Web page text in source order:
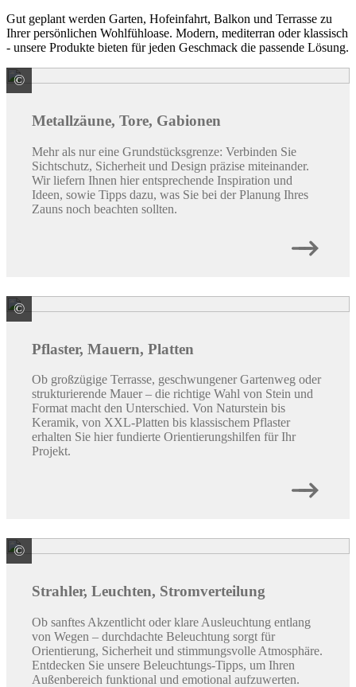
Gut geplant werden Garten, Hofeinfahrt, Balkon und Terrasse zu
Ihrer persönlichen Wohlfühloase. Modern, mediterran oder klassisch
- unsere Produkte bieten für jeden Geschmack die passende Lösung.
© ALWA Vertriebsmarke
Metallzäune, Tore, Gabionen
Mehr als nur eine Grundstücksgrenze: Verbinden Sie
Sichtschutz, Sicherheit und Design präzise miteinander.
Wir liefern Ihnen hier entsprechende Inspiration und
Ideen, sowie Tipps dazu, was Sie bei der Planung Ihres
Zauns noch beachten sollten.
© REDSUN GmbH & Co. KG
Pflaster, Mauern, Platten
Ob großzügige Terrasse, geschwungener Gartenweg oder
strukturierende Mauer – die richtige Wahl von Stein und
Format macht den Unterschied. Von Naturstein bis
Keramik, von XXL-Platten bis klassischem Pflaster
erhalten Sie hier fundierte Orientierungshilfen für Ihr
Projekt.
© Paulmann Licht GmbH
Strahler, Leuchten, Stromverteilung
Ob sanftes Akzentlicht oder klare Ausleuchtung entlang
von Wegen – durchdachte Beleuchtung sorgt für
Orientierung, Sicherheit und stimmungsvolle Atmosphäre.
Entdecken Sie unsere Beleuchtungs-Tipps, um Ihren
Außenbereich funktional und emotional aufzuwerten.